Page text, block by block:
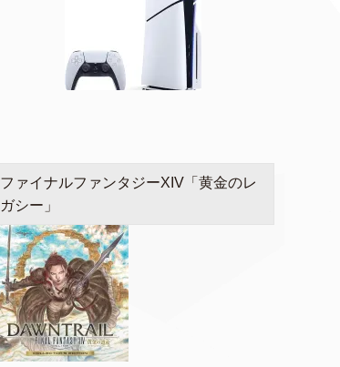
ファイナルファンタジーXIV「黄金のレ
ガシー」